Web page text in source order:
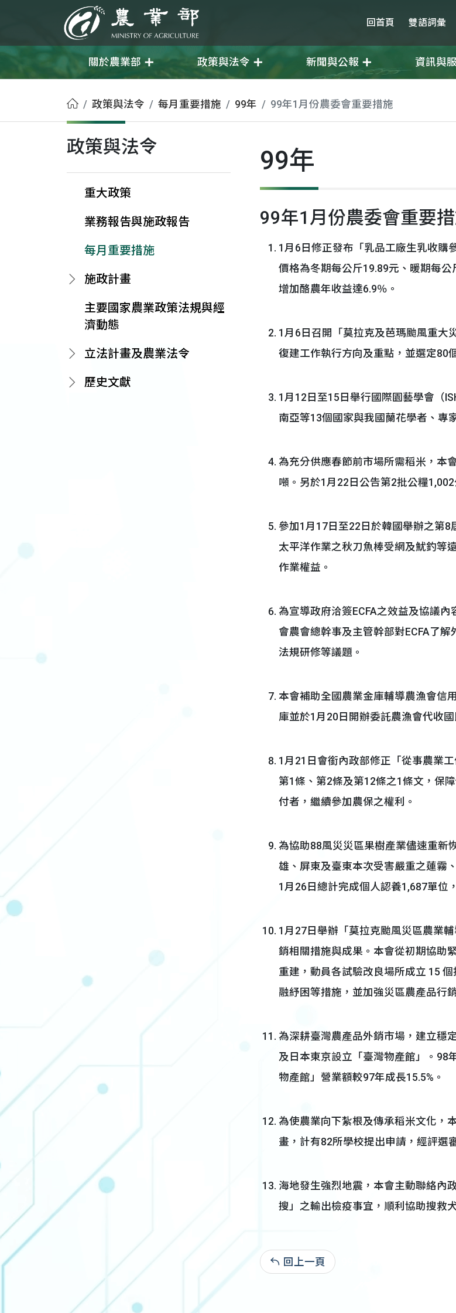
農業部 回首頁 雙語詞彙
關於農業部 政策與法令 新聞與公報 資訊與
首頁政策與法令 每月重要措施 99年 99年1月份農委會重要措施
政策與法令
重大政策
業務報告與施政報告
每月重要措施
施政計畫
主要國家農業政策法規與經
濟動態
立法計畫及農業法令
歷史文獻
99年
99年1月份農委會重要
1月6日修正發布「乳品工廠生乳收購
價格為冬期每公斤19.89元、暖期每
增加酪農年收益達6.9％。
1月6日召開「莫拉克及芭瑪颱風重大
復建工作執行方向及重點，並選定80
1月12日至15日舉行國際園藝學會（
南亞等13個國家與我國蘭花學者、專
為充分供應春節前市場所需稻米，本
噸。另於1月22日公告第2批公糧
參加1月17日至22日於韓國舉辦之第
太平洋作業之秋刀魚棒受網及魷釣等
作業權益。
為宣導政府洽簽ECFA之效益及協議
會農會總幹事及主管幹部對ECFA了
法規研修等議題。
本會補助全國農業金庫輔導農漁會信
庫並於1月20日開辦委託農漁會代收國
1月21日會銜內政部修正「從事農業
第1條、第2條及第12條之1條文，保
付者，繼續參加農保之權利。
為協助88風災災區果樹產業儘速重新
雄、屏東及臺東本次受害嚴重之蓮霧
1月26日總計完成個人認養1,687單位
1月27日舉辦「莫拉克颱風災區農業
銷相關措施與成果。本會從初期協助
重建，動員各試驗改良場所成立 15
融紓困等措施，並加強災區農產品行
為深耕臺灣農產品外銷市場，建立穩
及日本東京設立「臺灣物產館」。98
物產館」營業額較97年成長15.5%。
為使農業向下紮根及傳承稻米文化，
畫，計有82所學校提出申請，經評選
海地發生強烈地震，本會主動聯絡內
搜」之輸出檢疫事宜，順利協助搜救
回上一頁